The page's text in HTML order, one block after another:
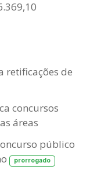
retificações de
concursos
áreas
público
prorrogado